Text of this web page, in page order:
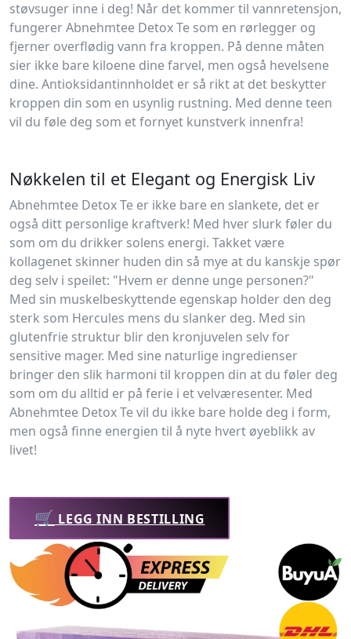
støvsuger inne i deg! Når det kommer til vannretensjon,
fungerer Abnehmtee Detox Te som en rørlegger og
fjerner overflødig vann fra kroppen. På denne måten
sier ikke bare kiloene dine farvel, men også hevelsene
dine. Antioksidantinnholdet er så rikt at det beskytter
kroppen din som en usynlig rustning. Med denne teen
vil du føle deg som et fornyet kunstverk innenfra!
Nøkkelen til et Elegant og Energisk Liv
Abnehmtee Detox Te er ikke bare en slankete, det er
også ditt personlige kraftverk! Med hver slurk føler du
som om du drikker solens energi. Takket være
kollagenet skinner huden din så mye at du kanskje spør
deg selv i speilet: "Hvem er denne unge personen?"
Med sin muskelbeskyttende egenskap holder den deg
sterk som Hercules mens du slanker deg. Med sin
glutenfrie struktur blir den kronjuvelen selv for
sensitive mager. Med sine naturlige ingredienser
bringer den slik harmoni til kroppen din at du føler deg
som om du alltid er på ferie i et velværesenter. Med
Abnehmtee Detox Te vil du ikke bare holde deg i form,
men også finne energien til å nyte hvert øyeblikk av
livet!
🛒 LEGG INN BESTILLING